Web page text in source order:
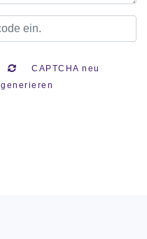
CAPTCHA neu
generieren